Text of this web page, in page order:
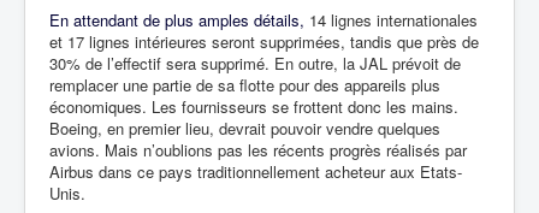
En attendant de plus amples détails, 14 lignes internationales
et 17 lignes intérieures seront supprimées, tandis que près de
30% de l’effectif sera supprimé. En outre, la JAL prévoit de
remplacer une partie de sa flotte pour des appareils plus
économiques. Les fournisseurs se frottent donc les mains.
Boeing, en premier lieu, devrait pouvoir vendre quelques
avions. Mais n’oublions pas les récents progrès réalisés par
Airbus dans ce pays traditionnellement acheteur aux Etats-
Unis.